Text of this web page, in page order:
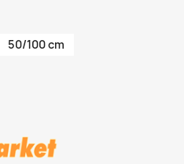
50/100 cm